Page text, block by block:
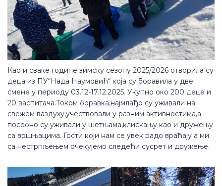
Као и сваке године зимску сезону 2025/2026 отворила су
деца из ПУ“Нада Наумовић“ која су боравила у две
смене у периоду 03.12-17.12.2025. Укупно око 200 деце и
20 васпитача.Током боравка,најмлађо су уживали на
свежем ваздуху,учествовали у разним активностима,а
посебно су уживали у шетњама,клискању као и дружењу
са вршњацима. Гости који нам се увек радо враћају а ми
са нестрпљењем очекујемо следећи сусрет и дружење.